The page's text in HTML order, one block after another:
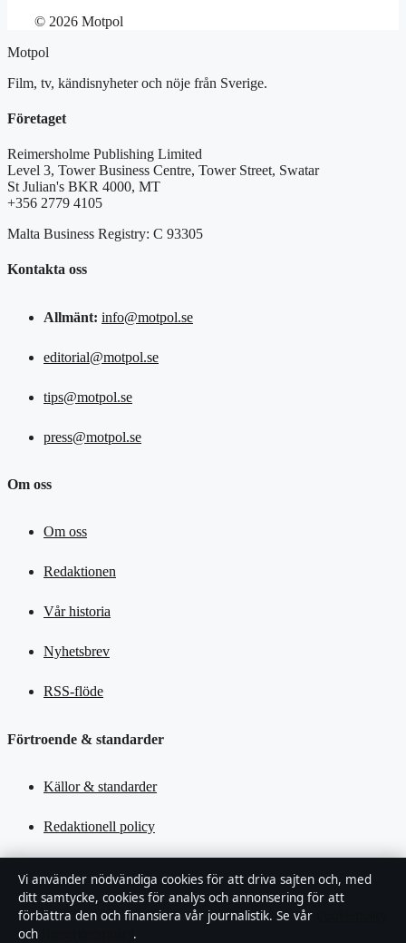
© 2026 Motpol
Motpol
Film, tv, kändisnyheter och nöje från Sverige.
Företaget
Reimersholme Publishing Limited
Level 3, Tower Business Centre, Tower Street, Swatar
St Julian's BKR 4000, MT
+356 2779 4105
Malta Business Registry: C 93305
Kontakta oss
Allmänt: info@motpol.se
editorial@motpol.se
tips@motpol.se
press@motpol.se
Om oss
Om oss
Redaktionen
Vår historia
Nyhetsbrev
RSS-flöde
Förtroende & standarder
Källor & standarder
Redaktionell policy
Tillgänglighetsredogörelse
Vi använder nödvändiga cookies för att driva sajten och, med
ditt samtycke, cookies för analys och annonsering för att
förbättra den och finansiera vår journalistik. Se vår
och
.